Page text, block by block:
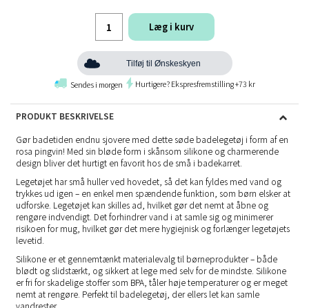
Læg i kurv
Tilføj til Ønskeskyen
Sendes i morgen Hurtigere? Ekspresfremstilling +73 kr
PRODUKT BESKRIVELSE
Gør badetiden endnu sjovere med dette søde badelegetøj i form af en
rosa pingvin! Med sin bløde form i skånsom silikone og charmerende
design bliver det hurtigt en favorit hos de små i badekarret.
Legetøjet har små huller ved hovedet, så det kan fyldes med vand og
trykkes ud igen – en enkel men spændende funktion, som børn elsker at
udforske. Legetøjet kan skilles ad, hvilket gør det nemt at åbne og
rengøre indvendigt. Det forhindrer vand i at samle sig og minimerer
risikoen for mug, hvilket gør det mere hygiejnisk og forlænger legetøjets
levetid.
Silikone er et gennemtænkt materialevalg til børneprodukter – både
blødt og slidstærkt, og sikkert at lege med selv for de mindste. Silikone
er fri for skadelige stoffer som BPA, tåler høje temperaturer og er meget
nemt at rengøre. Perfekt til badelegetøj, der ellers let kan samle
vandrester.